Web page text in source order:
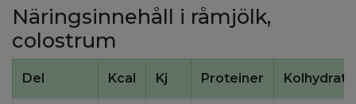
Näringsinnehåll i råmjölk,
colostrum
Del Kcal Kj Proteiner